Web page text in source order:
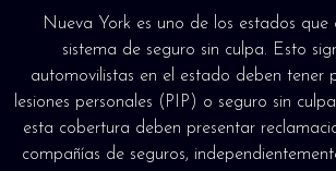
Nueva York es uno de los estados
sistema de seguro sin culpa. Esto
automovilistas en el estado deben tener
lesiones personales (PIP) o seguro sin
esta cobertura deben presentar
compañías de seguros,